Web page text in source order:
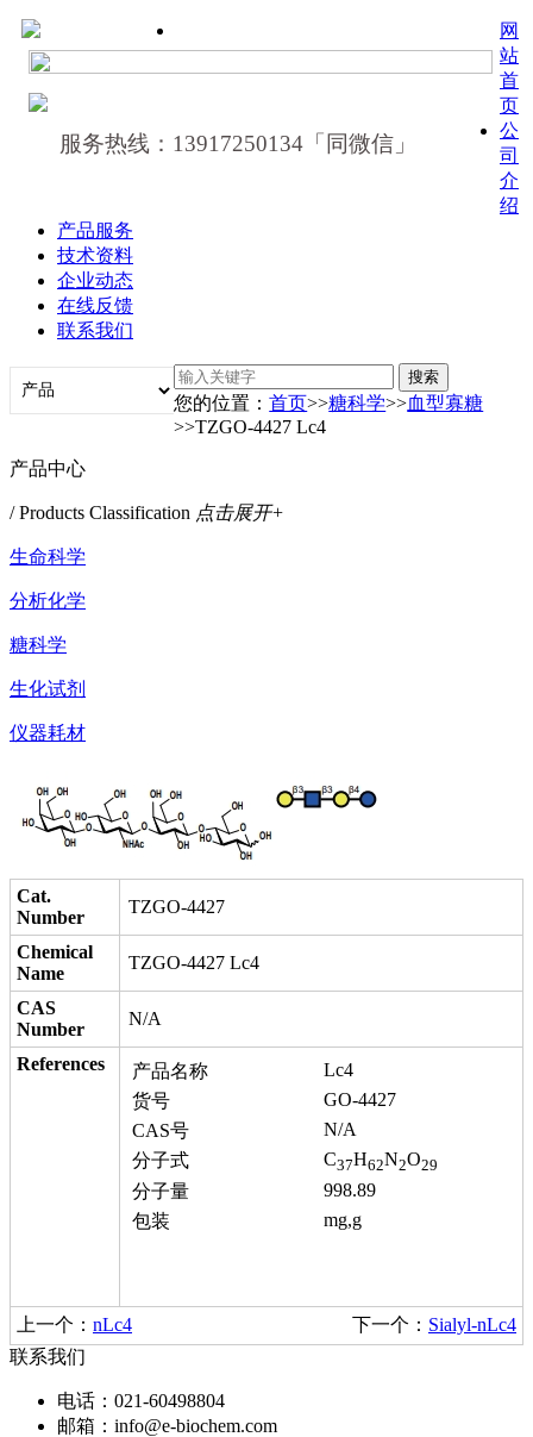
服务热线：13917250134「同微信」
网
站
首
页
公
司
介
绍
产品服务
技术资料
企业动态
在线反馈
联系我们
您的位置：首页>>糖科学>>血型寡糖
>>TZGO-4427 Lc4
产品中心
/ Products Classification 点击展开+
生命科学
分析化学
糖科学
生化试剂
仪器耗材
Cat.
Number
TZGO-4427
Chemical
Name
TZGO-4427 Lc4
CAS
Number
N/A
References 产品名称
Lc4
货号
GO-4427
CAS号
N/A
分子式
C37H62N2O29
分子量
998.89
包装
mg,g
下一个： Sialyl-nLc4
上一个： nLc4
联系我们
电话：021-60498804
邮箱：info@e-biochem.com